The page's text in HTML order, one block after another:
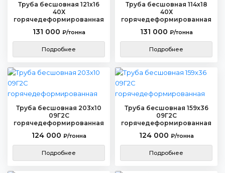
Труба бесшовная 121х16
40Х
горячедеформированная
131 000 ₽/тонна
Подробнее
Труба бесшовная 114х18
40Х
горячедеформированная
131 000 ₽/тонна
Подробнее
Труба бесшовная 203х10
09Г2С
горячедеформированная
124 000 ₽/тонна
Подробнее
Труба бесшовная 159х36
09Г2С
горячедеформированная
124 000 ₽/тонна
Подробнее